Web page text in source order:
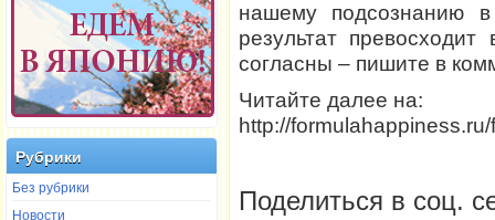
Рубрики
Без рубрики
Новости
нашему подсознанию
результат
согласны – пишите в
Читайте далее на:
http://
Поделиться в соц.